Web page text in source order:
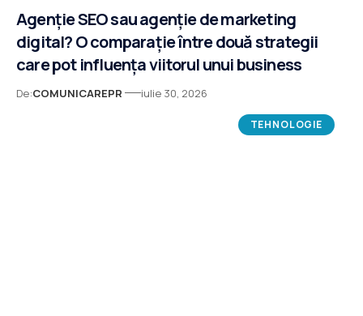
Agenție SEO sau agenție de marketing
digital? O comparație între două strategii
care pot influența viitorul unui business
De:COMUNICAREPR iulie 30, 2026
TEHNOLOGIE